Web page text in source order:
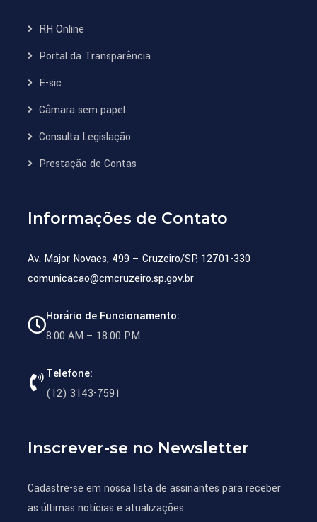
RH Online
Portal da Transparência
E-sic
Câmara sem papel
Consulta Legislação
Prestação de Contas
Informações de Contato
Av. Major Novaes, 499 – Cruzeiro/SP, 12701-330
comunicacao@cmcruzeiro.sp.gov.br
Horário de Funcionamento:
8:00 AM – 18:00 PM
Telefone:
(12) 3143-7591
Inscrever-se no Newsletter
Cadastre-se em nossa lista de assinantes para receber
as últimas notícias e atualizações